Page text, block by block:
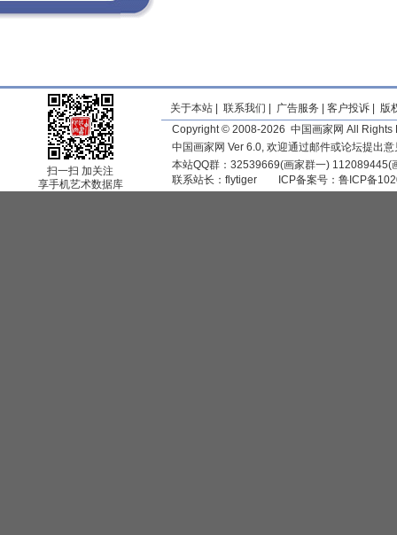
扫一扫 加关注
享手机艺术数据库
关于本站 联系我们 广告服务 客户投诉
版
Copyright © 2008-2026 中国画家网 All Rights
中国画家网 Ver 6.0, 欢迎通过邮件或论坛提出
本站QQ群：32539669(画家群一)
联系站长： flytiger ICP备案号： 鲁ICP备